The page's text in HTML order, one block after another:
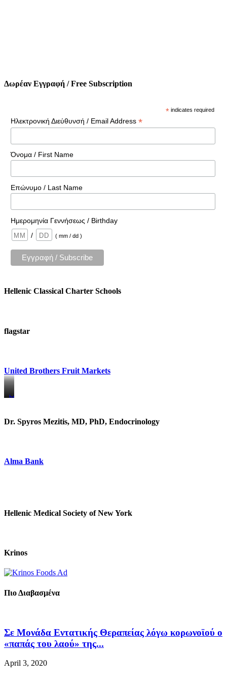
Δωρέαν Εγγραφή / Free Subscription
* indicates required
Ηλεκτρονική Διεύθυνσή / Email Address *
Όνομα / First Name
Επώνυμο / Last Name
Ημερομηνία Γεννήσεως / Birthday
/
( mm / dd )
Hellenic Classical Charter Schools
flagstar
United Brothers Fruit Markets
https://www.unitedbrothersfruitmarkets.com/
https://www.unitedbrothersfruitmarkets.com/
Dr. Spyros Mezitis, MD, PhD, Endocrinology
Alma Bank
Hellenic Medical Society of New York
Krinos
Πιο Διαβασμένα
Σε Μονάδα Εντατικής Θεραπείας λόγω κορωνοϊού ο
«παπάς του λαού» της...
April 3, 2020